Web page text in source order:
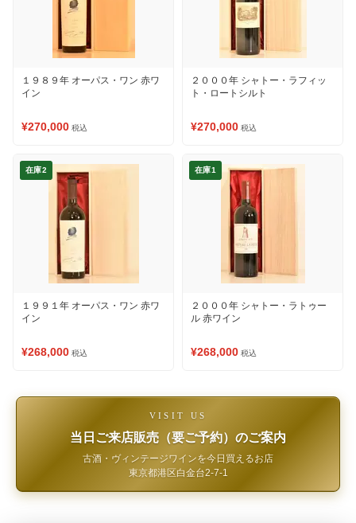
１９８９年 オーパス・ワン 赤ワ
イン
¥270,000 税込
２０００年 シャトー・ラフィッ
ト・ロートシルト
¥270,000 税込
在庫2
１９９１年 オーパス・ワン 赤ワ
イン
¥268,000 税込
在庫1
２０００年 シャトー・ラトゥー
ル 赤ワイン
¥268,000 税込
VISIT US
当日ご来店販売（要ご予約）のご案内
古酒・ヴィンテージワインを今日買えるお店
東京都港区白金台2-7-1